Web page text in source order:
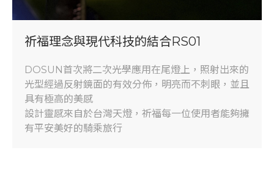
祈福理念與現代科技的結合RS01
DOSUN首次將二次光學應用在尾燈上，照射出來的
光型經過反射鏡面的有效分佈，明亮而不刺眼，並且
具有極高的美感
設計靈感來自於台灣天燈，祈福每一位使用者能夠擁
有平安美好的騎乘旅行